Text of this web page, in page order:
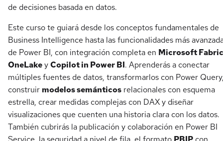
de decisiones basada en datos.
Este curso te guiará desde los conceptos fundamentales de
Business Intelligence hasta las funcionalidades más
de Power BI, con integración completa en Microsoft Fabric
OneLakeyCopilot in Power BI. Aprenderás a conectar
múltiples fuentes de datos, transformarlos con Power
construir modelos semánticos relacionales con esquema
estrella, crear medidas complejas con DAX y diseñar
visualizaciones que cuenten una historia clara con los datos.
También cubrirás la publicación y colaboración en Power BI